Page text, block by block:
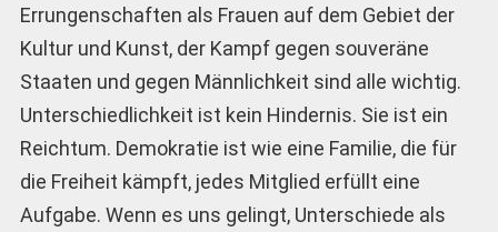
Errungenschaften als Frauen auf dem Gebiet der
Kultur und Kunst, der Kampf gegen souveräne
Staaten und gegen Männlichkeit sind alle wichtig.
Unterschiedlichkeit ist kein Hindernis. Sie ist ein
Reichtum. Demokratie ist wie eine Familie, die für
die Freiheit kämpft, jedes Mitglied erfüllt eine
Aufgabe. Wenn es uns gelingt, Unterschiede als